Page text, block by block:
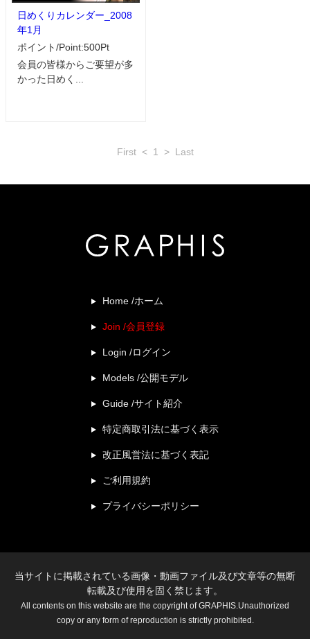
日めくりカレンダー_2008
年1月
ポイント/Point:500Pt
会員の皆様からご要望が多
かった日めく...
First < 1 > Last
Home /ホーム
Join /会員登録
Login /ログイン
Models /公開モデル
Guide /サイト紹介
特定商取引法に基づく表示
改正風営法に基づく表記
ご利用規約
プライバシーポリシー
当サイトに掲載されている画像・動画ファイル及び文章等の無断
転載及び使用を固く禁じます。
All contents on this website are the copyright of GRAPHIS.Unauthorized
copy or any form of reproduction is strictly prohibited.